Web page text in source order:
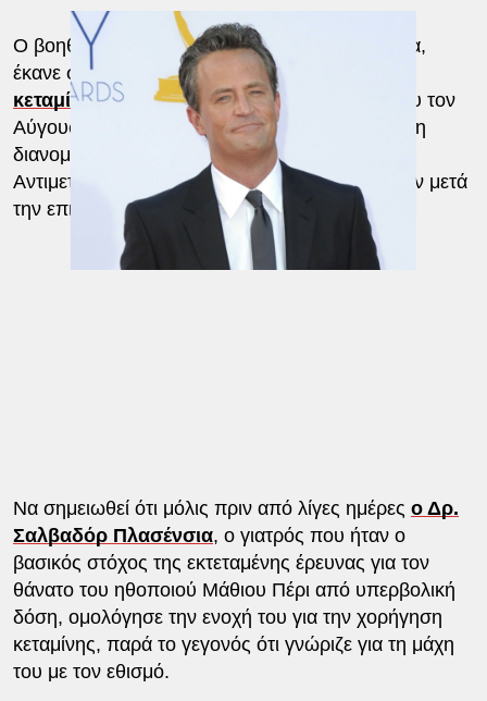
Ο βοηθός του Πέρι, ο 60χρονος Κένεθ Ιβαμάσα,
έκανε στον ηθοποιότην θανατηφόρα ένεση
κεταμίνηςκαι ομολόγησε επίσης την ενοχή του τον
Αύγουστο του 2024 για συνωμοσία με σκοπό τη
διανομή κεταμίνης που προκάλεσε θάνατο.
Αντιμετωπίζει ποινή φυλάκισης έως και 15 ετών μετά
την επιβολή της ποινής του τον Νοέμβριο.
Να σημειωθεί ότι μόλις πριν από λίγες ημέρες ο Δρ.
Σαλβαδόρ Πλασένσια, ο γιατρός που ήταν ο
βασικός στόχος της εκτεταμένης έρευνας για τον
θάνατο του ηθοποιού Μάθιου Πέρι από υπερβολική
δόση, ομολόγησε την ενοχή του για την χορήγηση
κεταμίνης, παρά το γεγονός ότι γνώριζε για τη μάχη
του με τον εθισμό.